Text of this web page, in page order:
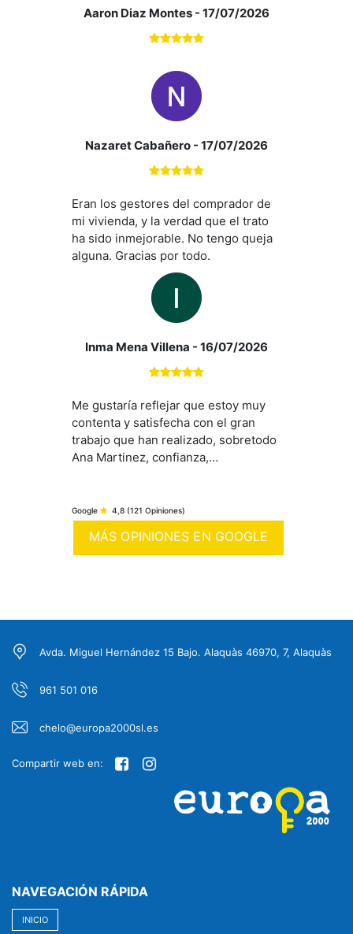
nuestras necesidades. Sin duda un
Recomendados al 100%. Gracias
Aaron Diaz Montes - 17/07/2026
Nazaret Cabañero - 17/07/2026
Eran los gestores del comprador de
mi vivienda, y la verdad que el trato
ha sido inmejorable. No tengo queja
alguna. Gracias por todo.
Inma Mena Villena - 16/07/2026
Me gustaría reflejar que estoy muy
contenta y satisfecha con el gran
trabajo que han realizado, sobretodo
Ana Martinez, confianza,
implicación, preocupación por el
cliente y alta profesionalidad.
Muchísimas gracias por todo.
Google 4,8 (121 Opiniones)
MÁS OPINIONES EN GOOGLE
Avda. Miguel Hernández 15 Bajo. Alaquàs 46970, 7, Alaquàs
961 501 016
chelo@europa2000sl.es
Compartir web en:
NAVEGACIÓN RÁPIDA
INICIO